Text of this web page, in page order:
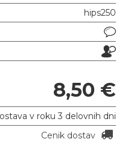
hips250
8,50 €
v roku 3 delovnih dni
Cenik dostav